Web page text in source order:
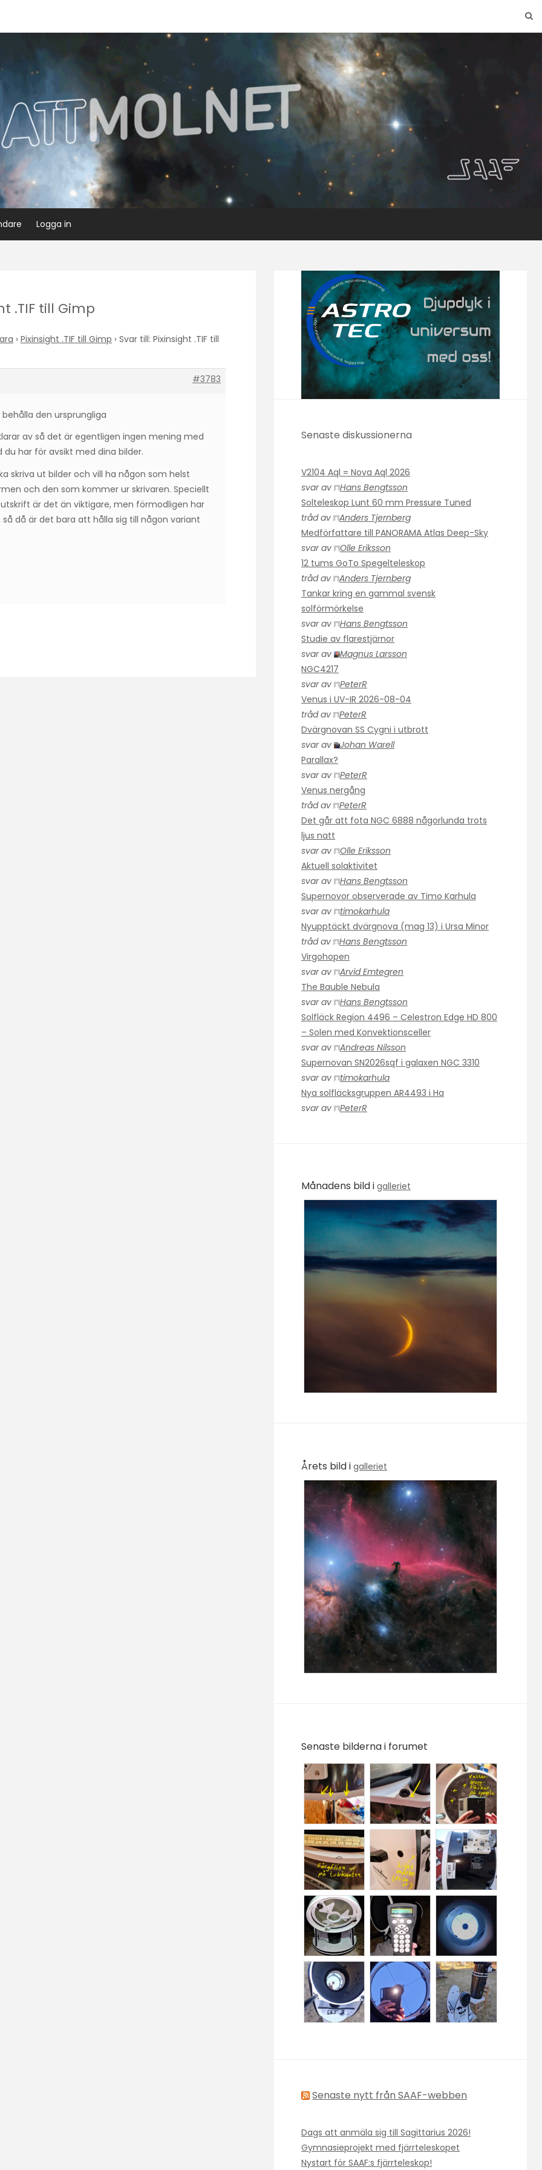
Logga in
.TIF till Gimp
› Pixinsight .TIF till Gimp › Svar till: Pixinsight .TIF till
#3783
den ursprungliga
av så det är egentligen ingen mening med
har för avsikt med dina bilder.
skriva ut bilder och vill ha någon som helst
och den som kommer ur skrivaren. Speciellt
är det än viktigare, men förmodligen har
då är det bara att hålla sig till någon variant
Senaste diskussionerna
V2104 Aql = Nova Aql 2026
svar av
Hans Bengtsson
Solteleskop Lunt 60 mm Pressure Tuned
tråd av
Anders Tjernberg
Medförfattare till PANORAMA Atlas Deep-Sky
svar av
Olle Eriksson
12 tums GoTo Spegelteleskop
tråd av
Anders Tjernberg
Tankar kring en gammal svensk
solförmörkelse
svar av
Hans Bengtsson
Studie av flarestjärnor
svar av
Magnus Larsson
NGC4217
svar av
PeterR
Venus i UV-IR 2026-08-04
tråd av
PeterR
Dvärgnovan SS Cygni i utbrott
svar av
Johan Warell
Parallax?
svar av
PeterR
Venus nergång
tråd av
PeterR
Det går att fota NGC 6888 någorlunda trots
ljus natt
svar av
Olle Eriksson
Aktuell solaktivitet
svar av
Hans Bengtsson
Supernovor observerade av Timo Karhula
svar av
timokarhula
Nyupptäckt dvärgnova (mag 13) i Ursa Minor
tråd av
Hans Bengtsson
Virgohopen
svar av
Arvid Emtegren
The Bauble Nebula
svar av
Hans Bengtsson
Solfläck Region 4496 – Celestron Edge HD 800
– Solen med Konvektionsceller
svar av
Andreas Nilsson
Supernovan SN2026sqf i galaxen NGC 3310
svar av
timokarhula
Nya solfläcksgruppen AR4493 i Ha
svar av
PeterR
Månadens bild i galleriet
Årets bild i galleriet
Senaste bilderna i forumet
Senaste nytt från SAAF-webben
Dags att anmäla sig till Sagittarius 2026!
Gymnasieprojekt med fjärrteleskopet
Nystart för SAAF:s fjärrteleskop!